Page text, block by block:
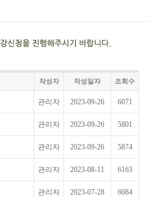
작성자 작성일자 조회수
관리자 2023-09-26 6071
관리자 2023-09-26 5801
관리자 2023-09-26 5874
관리자 2023-08-11 6163
관리자 2023-07-28 6084